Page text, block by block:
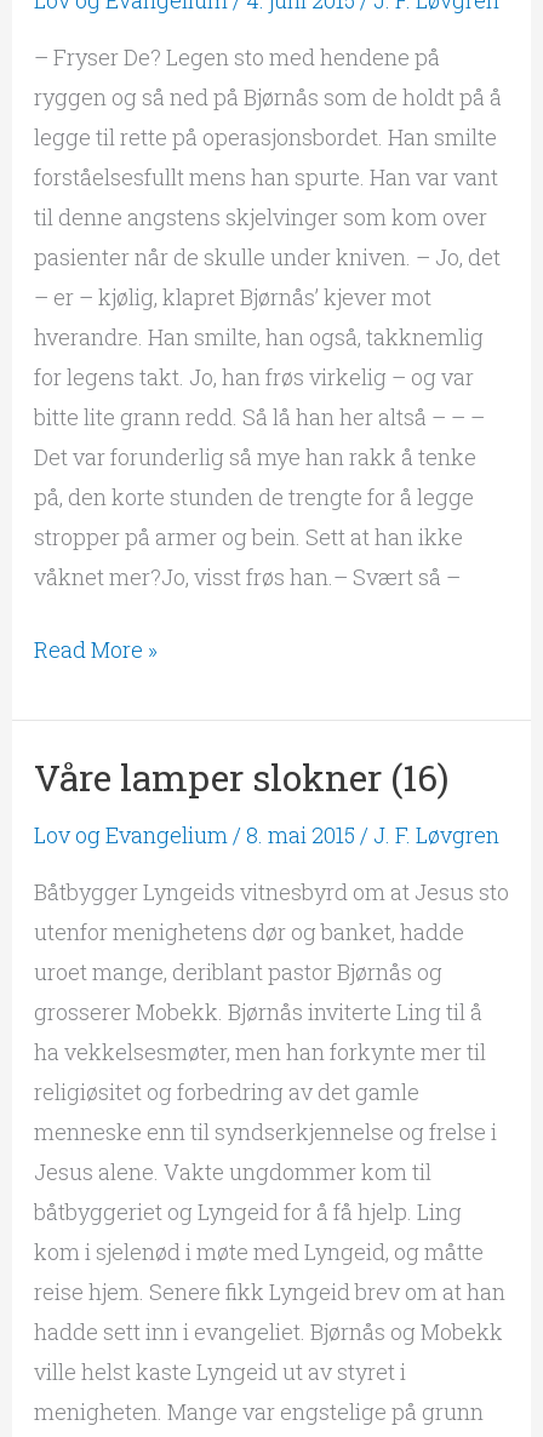
– Fryser De? Legen sto med hendene på
ryggen og så ned på Bjørnås som de holdt på å
legge til rette på operasjonsbordet. Han smilte
forståelsesfullt mens han spurte. Han var vant
til denne angstens skjelvinger som kom over
pasienter når de skulle under kniven. – Jo, det
– er – kjølig, klapret Bjørnås’ kjever mot
hverandre. Han smilte, han også, takknemlig
for legens takt. Jo, han frøs virkelig – og var
bitte lite grann redd. Så lå han her altså – – –
Det var forunderlig så mye han rakk å tenke
på, den korte stunden de trengte for å legge
stropper på armer og bein. Sett at han ikke
våknet mer?Jo, visst frøs han.– Svært så –
slokner
(17)
Read More »
Våre lamper slokner (16)
Lov og Evangelium/ 8. mai 2015 / J. F. Løvgren
Båtbygger Lyngeids vitnesbyrd om at Jesus sto
utenfor menighetens dør og banket, hadde
uroet mange, deriblant pastor Bjørnås og
grosserer Mobekk. Bjørnås inviterte Ling til å
ha vekkelsesmøter, men han forkynte mer til
religiøsitet og forbedring av det gamle
menneske enn til syndserkjennelse og frelse i
Jesus alene. Vakte ungdommer kom til
båtbyggeriet og Lyngeid for å få hjelp. Ling
kom i sjelenød i møte med Lyngeid, og måtte
reise hjem. Senere fikk Lyngeid brev om at han
hadde sett inn i evangeliet. Bjørnås og Mobekk
ville helst kaste Lyngeid ut av styret i
menigheten. Mange var engstelige på grunn
Våre
slokner
(16)